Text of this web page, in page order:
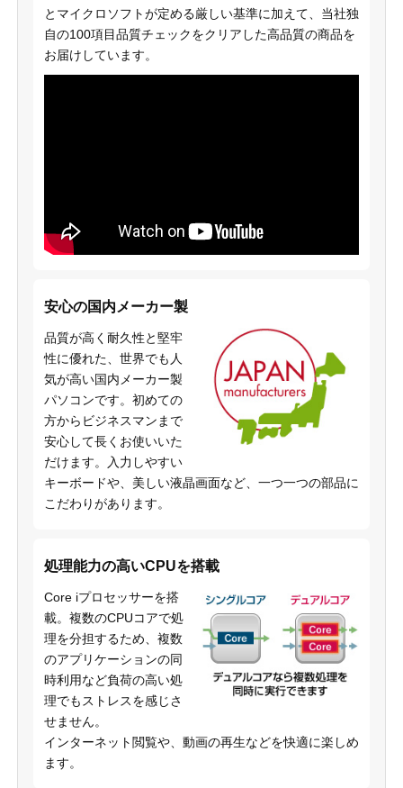
とマイクロソフトが定める厳しい基準に加えて、当社独
自の100項目品質チェックをクリアした高品質の商品を
お届けしています。
安心の国内メーカー製
品質が高く耐久性と堅牢
性に優れた、世界でも人
気が高い国内メーカー製
パソコンです。初めての
方からビジネスマンまで
安心して長くお使いいた
だけます。入力しやすい
キーボードや、美しい液晶画面など、一つ一つの部品に
こだわりがあります。
処理能力の高いCPUを搭載
Core iプロセッサーを搭
載。複数のCPUコアで処
理を分担するため、複数
のアプリケーションの同
時利用など負荷の高い処
理でもストレスを感じさ
せません。
インターネット閲覧や、動画の再生などを快適に楽しめ
ます。